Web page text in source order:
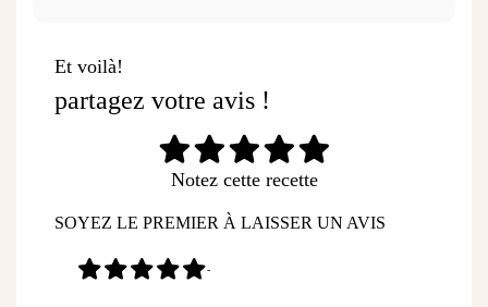
Et voilà!
partagez votre avis !
Notez cette recette
SOYEZ LE PREMIER À LAISSER UN AVIS
-